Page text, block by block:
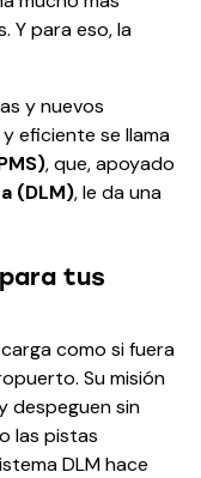
Y para eso, la
y nuevos
eficiente se llama
, que, apoyado
(DLM), le da una
tus
como si fuera
Su misión
despeguen sin
las pistas
DLM hace